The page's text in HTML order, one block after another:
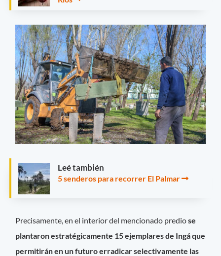
Leé también
5 senderos para recorrer El Palmar
Precisamente, en el interior del mencionado prediose
plantaron estratégicamente 15 ejemplares de Ingá que
permitirán en un futuro erradicar selectivamente las